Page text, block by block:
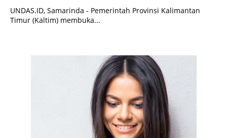
UNDAS.ID, Samarinda - Pemerintah Provinsi Kalimantan
Timur (Kaltim) membuka...